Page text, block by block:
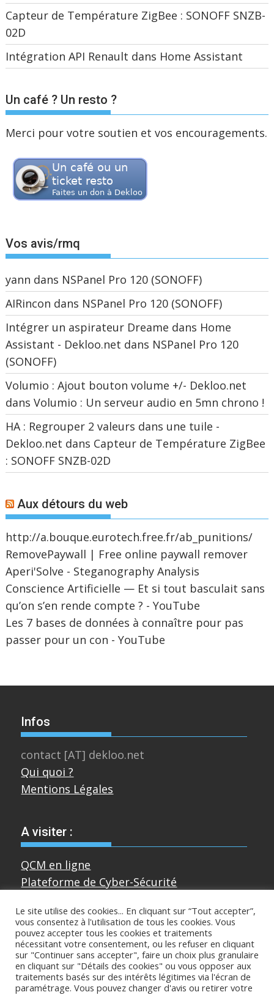
Capteur de Température ZigBee : SONOFF SNZB-
02D
Intégration API Renault dans Home Assistant
Un café ? Un resto ?
Merci pour votre soutien et vos encouragements.
Vos avis/rmq
yann dans NSPanel Pro 120 (SONOFF)
AIRincon dans NSPanel Pro 120 (SONOFF)
Intégrer un aspirateur Dreame dans Home
Assistant - Dekloo.net dans NSPanel Pro 120
(SONOFF)
Volumio : Ajout bouton volume +/- Dekloo.net
dansVolumio : Un serveur audio en 5mn chrono !
HA : Regrouper 2 valeurs dans une tuile -
Dekloo.net dans Capteur de Température ZigBee
: SONOFF SNZB-02D
Aux détours du web
http://a.bouque.eurotech.free.fr/ab_punitions/
RemovePaywall | Free online paywall remover
Aperi'Solve - Steganography Analysis
Conscience Artificielle — Et si tout basculait sans
qu’on s’en rende compte ? - YouTube
Les 7 bases de données à connaître pour pas
passer pour un con - YouTube
Infos
contact [AT] dekloo.net
Qui quoi ?
Mentions Légales
A visiter :
QCM en ligne
Plateforme de Cyber-Sécurité
Divers
Sur mastodon
Le site utilise des cookies... En cliquant sur “Tout accepter”,
vous consentez à l'utilisation de tous les cookies. Vous
pouvez accepter tous les cookies et traitements
nécessitant votre consentement, ou les refuser en cliquant
sur "Continuer sans accepter", faire un choix plus granulaire
en cliquant sur "Détails des cookies" ou vous opposer aux
traitements basés sur des intérêts légitimes via l'écran de
paramétrage. Vous pouvez changer d'avis ou retirer votre